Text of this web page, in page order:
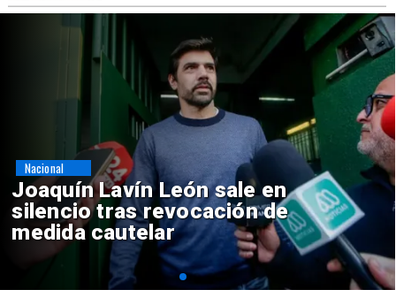
Chile y Venezuela formalizan
reinicio de relaciones
consulares
Nacional